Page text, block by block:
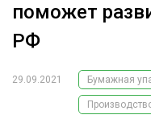
ЛЕСНОЕ ХОЗЯЙСТВО
ЛЕСОЗАГОТОВКА
ЭКСПЕРТНОЕ МНЕНИЕ
поможет
РФ
29.09.2021 Бумажная